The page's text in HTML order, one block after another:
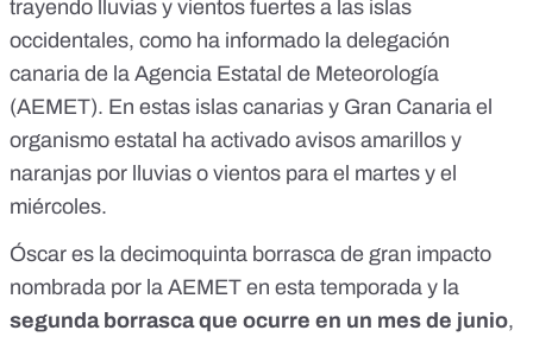
trayendo lluvias y vientos fuertes a las islas
occidentales, como ha informado la delegación
canaria de la Agencia Estatal de Meteorología
(AEMET). En estas islas canarias y Gran Canaria el
organismo estatal ha activado avisos amarillos y
naranjas por lluvias o vientos para el martes y el
miércoles.
Óscar es la decimoquinta borrasca de gran impacto
nombrada por la AEMET en esta temporada y la
segunda borrasca que ocurre en un mes de junio,